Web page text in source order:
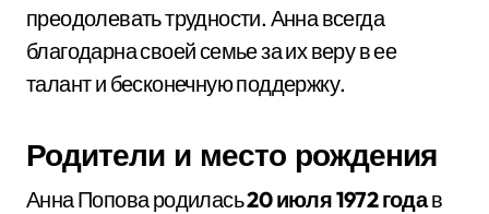
преодолевать трудности. Анна всегда
благодарна своей семье за их веру в ее
талант и бесконечную поддержку.
Родители и место рождения
Анна Попова родилась20 июля 1972 годав